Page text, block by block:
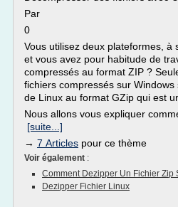
Par
0
Vous utilisez deux plateformes, à
et vous avez pour habitude de
compressés au format ZIP ?
fichiers compressés sur
de Linux au format GZip qui est
Nous allons vous expliquer
[suite...]
→ 7 Articles pour ce thème
Voir également :
Comment Dezipper Un Fichier Zip
Dezipper Fichier Linux